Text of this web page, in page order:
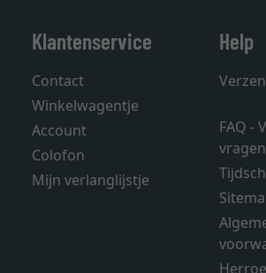
Klantenservice
Contact
Winkelwagentje
Account
Colofon
Mijn verlanglijstje
Help
FAQ -
vragen